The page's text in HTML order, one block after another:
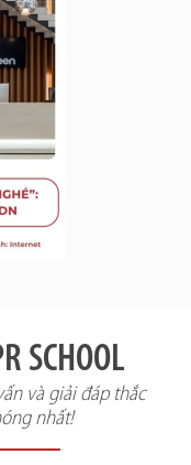
SCHOOL
và giải đáp thắc
nhất!